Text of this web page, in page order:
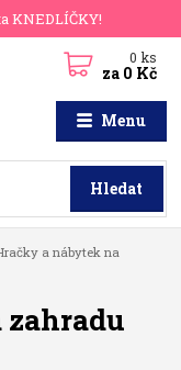
KNEDLÍČKY!
Menu
Hledat
0ks
za 0 Kč
a nábytek na